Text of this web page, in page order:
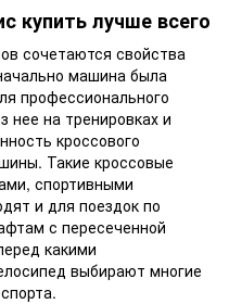
купить лучше всего
сочетаются свойства
машина была
профессионального
нее на тренировках и
кроссового
Такие кроссовые
спортивными
и для поездок по
с пересеченной
какими
выбирают многие